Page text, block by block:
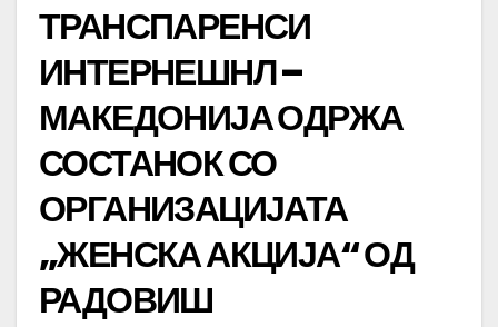
ТРАНСПАРЕНСИ
ИНТЕРНЕШНЛ –
МАКЕДОНИЈА ОДРЖА
СОСТАНОК СО
ОРГАНИЗАЦИЈАТА
„ЖЕНСКА АКЦИЈА“ ОД
РАДОВИШ